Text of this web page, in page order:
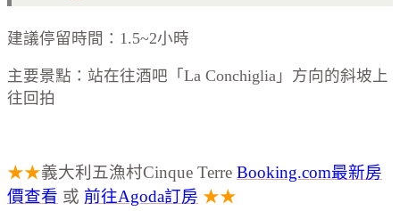
建議停留時間：1.5~2小時
主要景點：站在往酒吧「La Conchiglia」方向的斜坡上
往回拍
★★義大利五漁村Cinque Terre Booking.com最新房
價查看 或 前往Agoda訂房 ★★